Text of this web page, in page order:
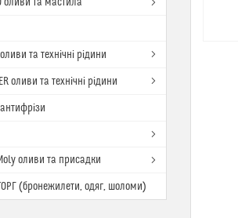
оливи та технічні рідини
оливи та технічні рідини
антифрізи
оливи та присадки
(бронежилети, одяг, шоломи)